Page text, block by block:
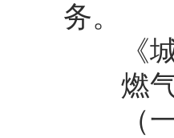
务。
《城
燃气
（一